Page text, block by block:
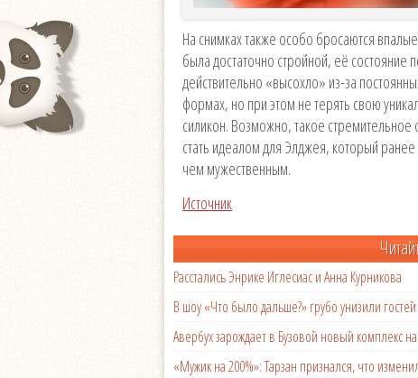
На снимках также особо бросаются
была достаточно стройной, её состояние
действительно «высохло» из-за
формах, но при этом не терять свою
силикон. Возможно, такое
стать идеалом для Элджея, который
чем мужественным.
Источник
Расстались Энрике Иглесиас и Анна Курникова
В шоу «Что было дальше?» грубо унизили
Авербух зарождает в Бузовой новый комплекс
«Мужик на 200%»: Тарзан признался, что